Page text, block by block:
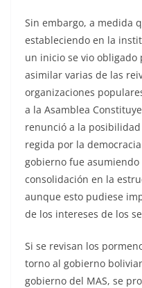
Sin embargo, a medida
estableciendo en la
un inicio se vio
asimilar varias de las
organizaciones
a la Asamblea
renunció a la
regida por la
gobierno fue
consolidación en la
aunque esto pudiese
de los intereses de los
Si se revisan los
torno al gobierno
gobierno del MAS, se